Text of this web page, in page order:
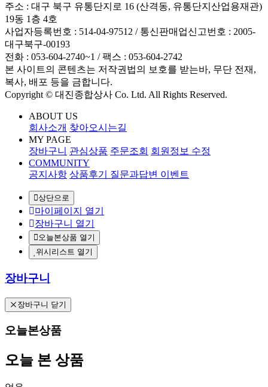
주소 : 대구 북구 유통단지로 16 (산격동, 유통단지산업용재관)
19동 1층 4호
사업자등록번호 : 514-04-97512 / 통신판매업신고번호 : 2005-
대구북구-00193
전화 : 053-604-2740~1 /팩스 : 053-604-2742
본 사이트의 콘텐츠는 저작권법의 보호를 받는바, 무단 전재,
복사, 배포 등을 금합니다.
Copyright © 대진종합상사 Co. Ltd. All Rights Reserved.
ABOUT US
회사소개 찾아오시는길
MY PAGE
장바구니 관심상품 주문조회 회원정보 수정
COMMUNITY
공지사항 상품후기 질문과답변 이벤트
상단으로
마이페이지 열기
장바구니 열기
오늘본상품 열기
위시리스트 열기
장바구니
장바구니 닫기
오늘본상품
오늘 본 상품